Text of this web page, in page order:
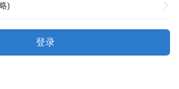
)
登录